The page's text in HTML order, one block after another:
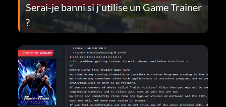
Serai-je banni si j'utilise un Game Trainer
?